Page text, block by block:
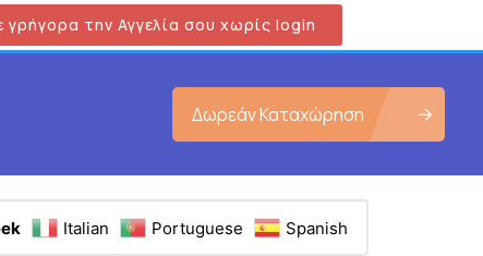
γρήγορα την Αγγελία σου χωρίς login
Δωρεάν Καταχώρηση
Italian Portuguese Spanish